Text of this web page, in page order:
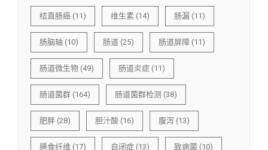
结直肠癌 (11) 维生素 (14) 肠漏 (11)
肠脑轴 (10) 肠道 (25) 肠道屏障 (11)
肠道微生物 (49) 肠道炎症 (11)
肠道菌群 (164) 肠道菌群检测 (38)
肥胖 (28) 胆汁酸 (16) 腹泻 (13)
膳食纤维 (17) 自闭症 (13) 致病菌 (10)